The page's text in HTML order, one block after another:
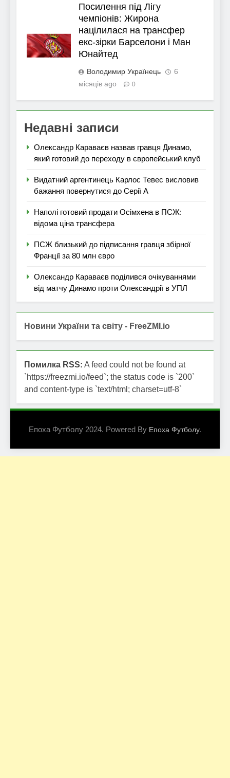
Посилення під Лігу
чемпіонів: Жирона
націлилася на трансфер
екс-зірки Барселони і Ман
Юнайтед
Володимир Українець
6
місяців ago
0
Недавні записи
Олександр Караваєв назвав гравця Динамо,
який готовий до переходу в європейський клуб
Видатний аргентинець Карлос Тевес висловив
бажання повернутися до Серії А
Наполі готовий продати Осімхена в ПСЖ:
відома ціна трансфера
ПСЖ близький до підписання гравця збірної
Франції за 80 млн євро
Олександр Караваєв поділився очікуваннями
від матчу Динамо проти Олександрії в УПЛ
Новини України та світу - FreeZMI.io
Помилка RSS: A feed could not be found at
`https://freezmi.io/feed`; the status code is `200`
and content-type is `text/html; charset=utf-8`
Епоха Футболу 2024. Powered By Епоха Футболу.